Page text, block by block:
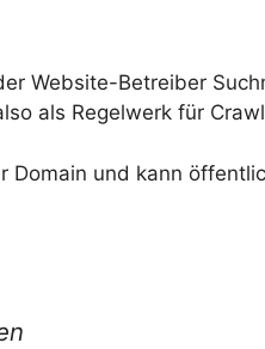
Website-Betreiber
als Regelwerk für
Domain und kann